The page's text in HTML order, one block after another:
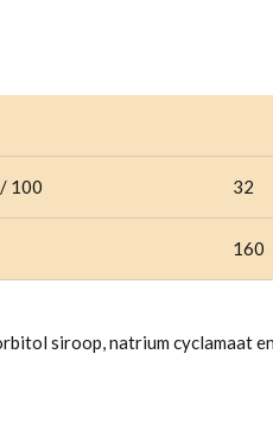
100 32
160
siroop, natrium cyclamaat